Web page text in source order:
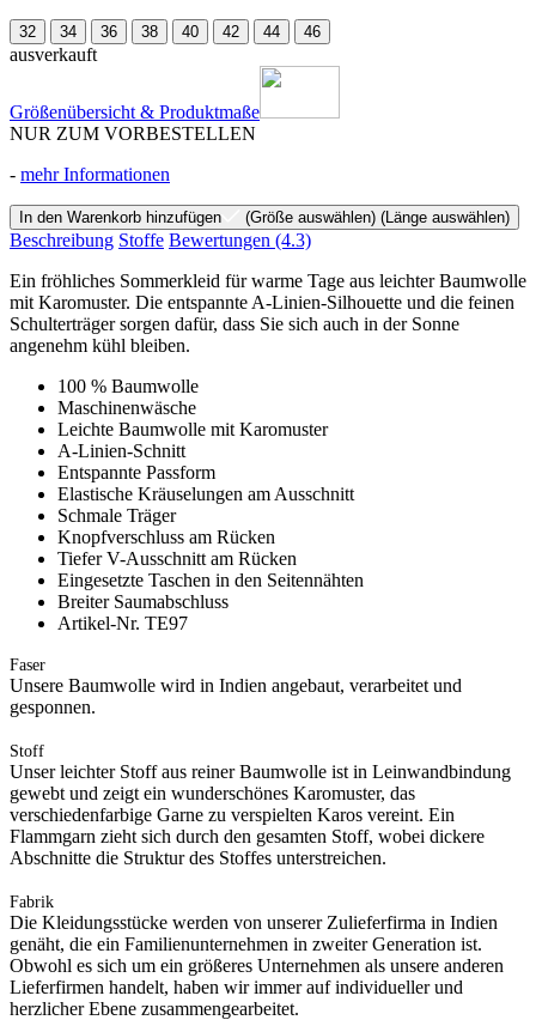
32 34 36 38 40 42 44 46
ausverkauft
Größenübersicht & Produktmaße
NUR ZUM VORBESTELLEN
- mehr Informationen
In den Warenkorb hinzufügen (Größe auswählen) (Länge auswählen)
Beschreibung Stoffe Bewertungen (4.3)
Ein fröhliches Sommerkleid für warme Tage aus leichter Baumwolle
mit Karomuster. Die entspannte A-Linien-Silhouette und die feinen
Schulterträger sorgen dafür, dass Sie sich auch in der Sonne
angenehm kühl bleiben.
100 % Baumwolle
Maschinenwäsche
Leichte Baumwolle mit Karomuster
A-Linien-Schnitt
Entspannte Passform
Elastische Kräuselungen am Ausschnitt
Schmale Träger
Knopfverschluss am Rücken
Tiefer V-Ausschnitt am Rücken
Eingesetzte Taschen in den Seitennähten
Breiter Saumabschluss
Artikel-Nr. TE97
Faser
Unsere Baumwolle wird in Indien angebaut, verarbeitet und
gesponnen.
Stoff
Unser leichter Stoff aus reiner Baumwolle ist in Leinwandbindung
gewebt und zeigt ein wunderschönes Karomuster, das
verschiedenfarbige Garne zu verspielten Karos vereint. Ein
Flammgarn zieht sich durch den gesamten Stoff, wobei dickere
Abschnitte die Struktur des Stoffes unterstreichen.
Fabrik
Die Kleidungsstücke werden von unserer Zulieferfirma in Indien
genäht, die ein Familienunternehmen in zweiter Generation ist.
Obwohl es sich um ein größeres Unternehmen als unsere anderen
Lieferfirmen handelt, haben wir immer auf individueller und
herzlicher Ebene zusammengearbeitet.